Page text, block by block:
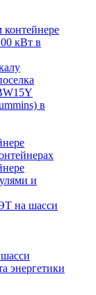
кВт в
в
и
на шасси
энергетики